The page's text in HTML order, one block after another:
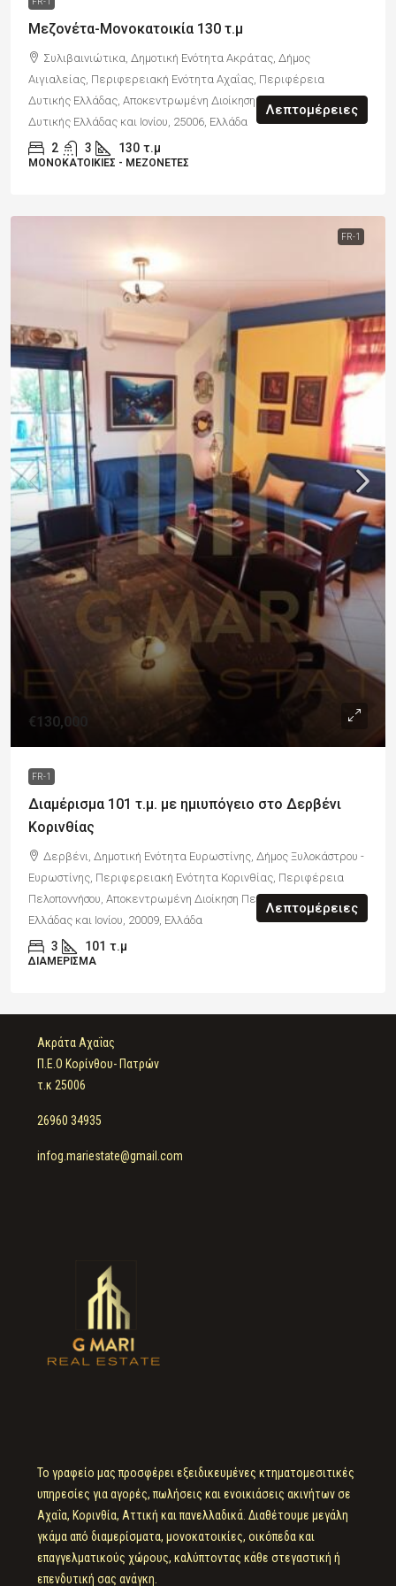
Μεζονέτα-Μονοκατοικία 130 τ.μ
Συλιβαινιώτικα, Δημοτική Ενότητα Ακράτας, Δήμος
Αιγιαλείας, Περιφερειακή Ενότητα Αχαΐας, Περιφέρεια
Δυτικής Ελλάδας, Αποκεντρωμένη Διοίκηση Πελοποννήσου,
Δυτικής Ελλάδας και Ιονίου, 25006, Ελλάδα
2 3 130 τ.μ
ΜΟΝΟΚΑΤΟΙΚΊΕΣ - ΜΕΖΟΝΈΤΕΣ
Λεπτομέρειες
FR-1
€130,000
FR-1
Διαμέρισμα 101 τ.μ. με ημιυπόγειο στο Δερβένι
Κορινθίας
Δερβένι, Δημοτική Ενότητα Ευρωστίνης, Δήμος Ξυλοκάστρου -
Ευρωστίνης, Περιφερειακή Ενότητα Κορινθίας, Περιφέρεια
Πελοποννήσου, Αποκεντρωμένη Διοίκηση Πελοποννήσου, Δυτικής
Ελλάδας και Ιονίου, 20009, Ελλάδα
3 101 τ.μ
ΔΙΑΜΈΡΙΣΜΑ
Λεπτομέρειες
Ακράτα Αχαΐας
Π.Ε.Ο Κορίνθου- Πατρών
τ.κ 25006
26960 34935
infog.mariestate@gmail.com
Το γραφείο μας προσφέρει εξειδικευμένες κτηματομεσιτικές
υπηρεσίες για αγορές, πωλήσεις και ενοικιάσεις ακινήτων σε
Αχαΐα, Κορινθία, Αττική και πανελλαδικά. Διαθέτουμε μεγάλη
γκάμα από διαμερίσματα, μονοκατοικίες, οικόπεδα και
επαγγελματικούς χώρους, καλύπτοντας κάθε στεγαστική ή
επενδυτική σας ανάγκη.